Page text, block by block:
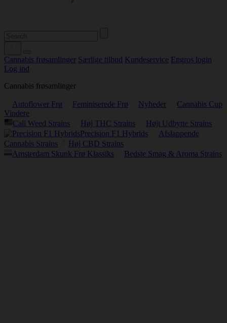
Cannabis frøsamlinger Særlige tilbud Kundeservice Engros login
Log ind
Cannabis frøsamlinger
Autoflower Frø Feminiserede Frø Nyheder
Cannabis Cup
Vindere
Cali Weed Strains
Høj THC Strains
Højt Udbytte Strains
Precision F1 Hybrids
Afslappende
Cannabis Strains
Høj CBD Strains
Amsterdam Skunk Frø Klassiks
Bedste Smag & Aroma Strains